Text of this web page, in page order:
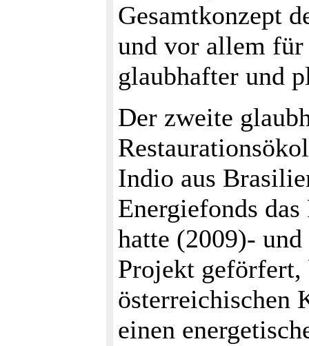
Gesamtkonzept
und vor allem für
glaubhafter und
Der zweite
Indio aus
Energiefonds
hatte (2009)-
Projekt geförfert,
österreichischen
einen